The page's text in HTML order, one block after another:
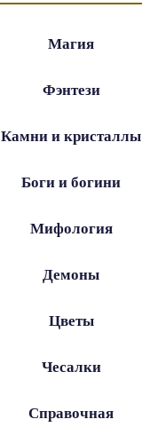
Магия
Фэнтези
Камни и кристаллы
Боги и богини
Мифология
Демоны
Цветы
Чесалки
Справочная